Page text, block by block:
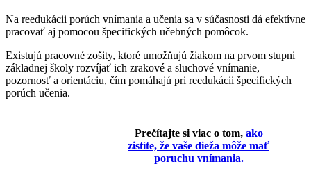
Na reedukácii porúch vnímania a učenia sa v súčasnosti dá efektívne
pracovať aj pomocou špecifických učebných pomôcok.
Existujú pracovné zošity, ktoré umožňujú žiakom na prvom stupni
základnej školy rozvíjať ich zrakové a sluchové vnímanie,
pozornosť a orientáciu, čím pomáhajú pri reedukácii špecifických
porúch učenia.
Prečítajte si viac o tom, ako
zistíte, že vaše dieža môže mať
poruchu vnímania.